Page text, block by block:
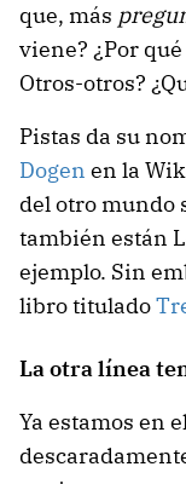
que, más
viene? ¿Por
Otros-otros?
Pistas da su
Dogen en la
del otro mundo
también están
ejemplo. Sin
libro titulado
La otra línea
Ya estamos en